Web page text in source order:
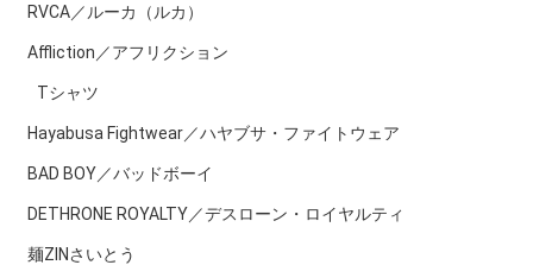
RVCA／ルーカ（ルカ）
Affliction／アフリクション
Tシャツ
Hayabusa Fightwear／ハヤブサ・ファイトウェア
BAD BOY／バッドボーイ
DETHRONE ROYALTY／デスローン・ロイヤルティ
麺ZINさいとう